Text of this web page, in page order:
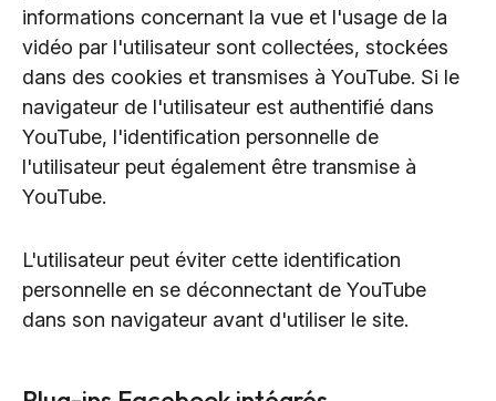
informations concernant la vue et l'usage de la
vidéo par l'utilisateur sont collectées, stockées
dans des cookies et transmises à YouTube. Si le
navigateur de l'utilisateur est authentifié dans
YouTube, l'identification personnelle de
l'utilisateur peut également être transmise à
YouTube.
L'utilisateur peut éviter cette identification
personnelle en se déconnectant de YouTube
dans son navigateur avant d'utiliser le site.